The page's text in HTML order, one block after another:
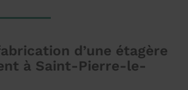
d’une étagère
à Saint-Pierre-le-